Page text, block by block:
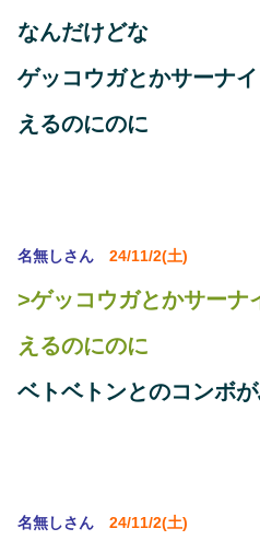
なんだけどな
ゲッコウガとかサーナ
えるのにのに
名無しさん 24/11/2(土)
>ゲッコウガとかサーナ
えるのにのに
ベトベトンとのコンボ
名無しさん 24/11/2(土)